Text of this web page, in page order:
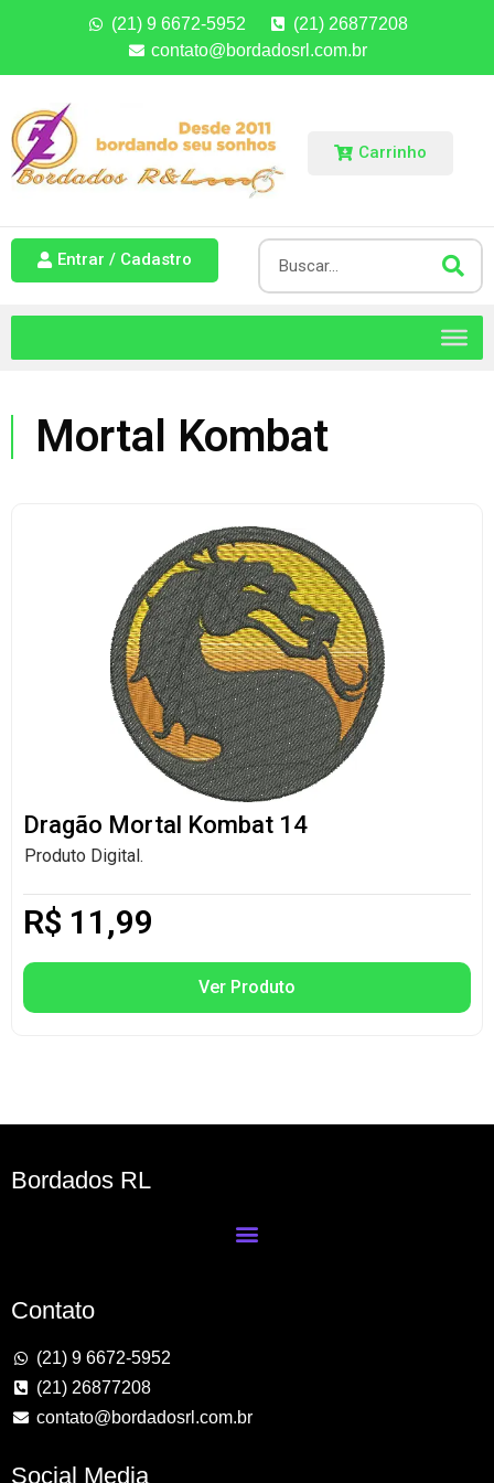
(21) 9 6672-5952
(21) 26877208
contato@bordadosrl.com.br
Carrinho
Entrar / Cadastro
Mortal Kombat
Dragão Mortal Kombat 14
Produto Digital.
R$ 11,99
Ver Produto
Bordados RL
Contato
(21) 9 6672-5952
(21) 26877208
contato@bordadosrl.com.br
Social Media